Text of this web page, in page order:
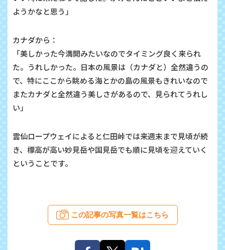
ようかなと思う」
カナダから：
「美しかった今満開みたいなのでタイミング良く来られ
た。うれしかった。日本の風景は（カナダと）全然違うの
で、特にここから眺める海とかの島の風景もきれいなので
またカナダと全然違う美しさがあるので、見られてうれし
い」
雲仙ロープウェイによると仁田峠では来週末まで見頃が続
き、標高が高い妙見岳や国見岳でも順に見頃を迎えていく
ということです。
この記事の写真一覧はこちら